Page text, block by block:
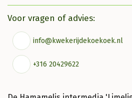
Voor vragen of advies:
info@kwekerijdekoekoek.nl
+316 20429622